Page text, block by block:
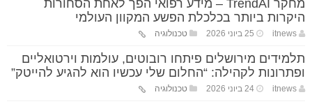
מחקר TrendAI – מידע רפואי הפך לאחת הסחורות
היקרות ביותר בכלכלת הפשע המקוון העולמי
itnews 25 ביוני 2026 טכנולוגיה
תלמידים מירושלים פיתחו רובוטים, עולמות וירטואליים
ופתרונות לקהילה: “החלום שלי עכשיו הוא להגיע להייטק”
itnews 24 ביוני 2026 טכנולוגיה